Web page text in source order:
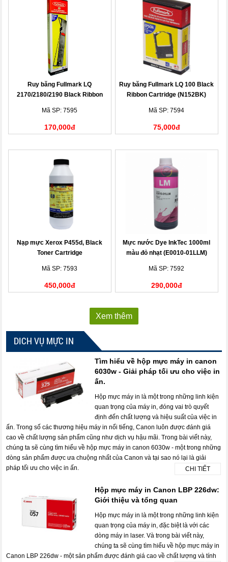
Ruy băng Fullmark LQ
2170/2180/2190 Black Ribbon
Mã SP: 7595
170,000đ
Ruy băng Fullmark LQ 100 Black
Ribbon Cartridge (N152BK)
Mã SP: 7594
75,000đ
Nạp mực Xerox P455d, Black
Toner Cartridge
Mã SP: 7593
450,000đ
Mực nước Dye InkTec 1000ml
màu đỏ nhạt (E0010-01LLM)
Mã SP: 7592
290,000đ
Xem thêm
DICH VỤ MỰC IN
Tìm hiểu về hộp mực máy in canon
6030w - Giải pháp tối ưu cho việc in
ấn.
Hộp mực máy in là một trong những linh kiện
quan trọng của máy in, đóng vai trò quyết
định đến chất lượng và hiệu suất của việc in
ấn. Trong số các thương hiệu máy in nổi tiếng, Canon luôn được đánh giá
cao về chất lượng sản phẩm cũng như dịch vụ hậu mãi. Trong bài viết này,
chúng ta sẽ cùng tìm hiểu về hộp mực máy in canon 6030w - một trong những
dòng sản phẩm được ưa chuộng nhất của Canon và tại sao nó lại là giải
pháp tối ưu cho việc in ấn.
CHI TIẾT
Hộp mực máy in Canon LBP 226dw:
Giới thiệu và tổng quan
Hộp mực máy in là một trong những linh kiện
quan trọng của máy in, đặc biệt là với các
dòng máy in laser. Và trong bài viết này,
chúng ta sẽ cùng tìm hiểu về hộp mực máy in
Canon LBP 226dw - một sản phẩm được đánh giá cao về chất lượng và tính